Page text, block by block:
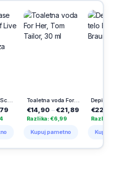
Toaletna voda For Her, Tom Tailor, 30 ml
€14,90 –€21,89
Razlika: €6,99
Kupuj pametno
€22,00 –€45,95
Razlika: €23,95
Kupuj pametno